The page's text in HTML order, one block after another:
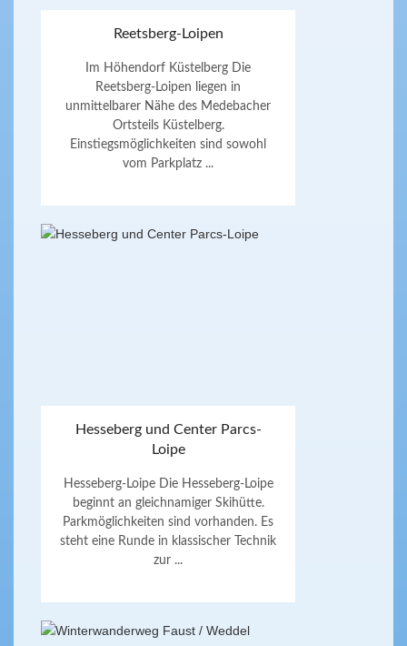
Reetsberg-Loipen
Im Höhendorf Küstelberg Die
Reetsberg-Loipen liegen in
unmittelbarer Nähe des Medebacher
Ortsteils Küstelberg.
Einstiegsmöglichkeiten sind sowohl
vom Parkplatz ...
Hesseberg und Center Parcs-
Loipe
Hesseberg-Loipe Die Hesseberg-Loipe
beginnt an gleichnamiger Skihütte.
Parkmöglichkeiten sind vorhanden. Es
steht eine Runde in klassischer Technik
zur ...